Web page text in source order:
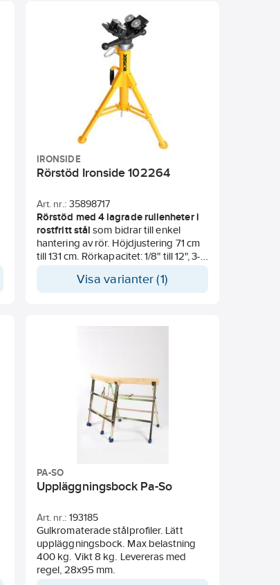
IRONSIDE
Rörstöd Ironside 102264
Art. nr.: 35898717
Rörstöd med 4 lagrade rullenheter i
rostfritt stål som bidrar till enkel
hantering av rör. Höjdjustering 71 cm
till 131 cm. Rörkapacitet: 1/8" till 12", 3-
Visa varianter (1)
PA-SO
Uppläggningsbock Pa-So
Art. nr.: 193185
Gulkromaterade stålprofiler. Lätt
uppläggningsbock. Max belastning
400 kg. Vikt 8 kg. Levereras med
regel, 28x95 mm.